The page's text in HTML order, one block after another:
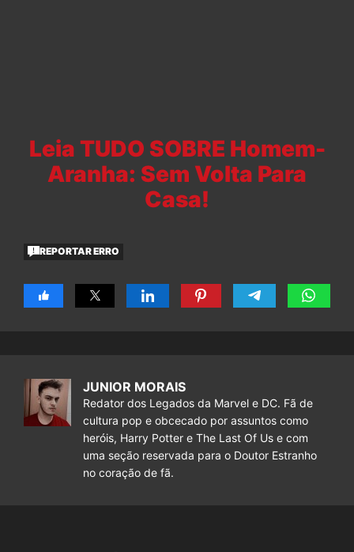
Leia TUDO SOBRE Homem-
Aranha: Sem Volta Para
Casa!
REPORTAR ERRO
JUNIOR MORAIS
Redator dos Legados da Marvel e DC. Fã de
cultura pop e obcecado por assuntos como
heróis, Harry Potter e The Last Of Us e com
uma seção reservada para o Doutor Estranho
no coração de fã.